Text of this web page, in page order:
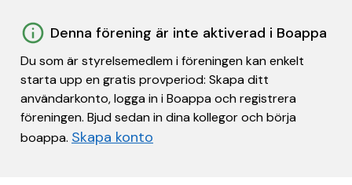
Denna förening är inte aktiverad i Boappa
Du som är styrelsemedlem i föreningen kan enkelt
starta upp en gratis provperiod: Skapa ditt
användarkonto, logga in i Boappa och registrera
föreningen. Bjud sedan in dina kollegor och börja
boappa. Skapa konto